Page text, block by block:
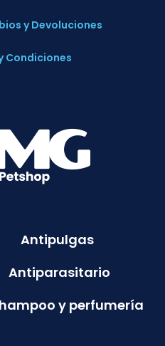
y Devoluciones
Condiciones
Antipulgas
Antiparasitario
y perfumería